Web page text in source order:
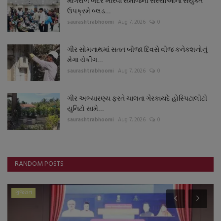
ઉપક્રમે બ્લડ...
saurashtrabhoomi Aug 7, 2026 0
ગીર સોમનાથમાં સતત બીજા દિવસે વીજ કનેકશનોનું
મેગા ચેકીંગ...
saurashtrabhoomi Aug 7, 2026 0
ગીર અભ્યારણ્ય ફરતે ચાલતા ગેરકાયદે હોસ્પિટાલીટી
યુનિટો સામે...
saurashtrabhoomi Aug 7, 2026 0
RANDOM POSTS
ગુજરાત